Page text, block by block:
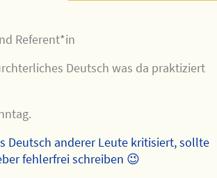
Referent*in
Deutsch was da praktiziert
Deutsch anderer Leute kritisiert, sollte
fehlerfrei schreiben 😉